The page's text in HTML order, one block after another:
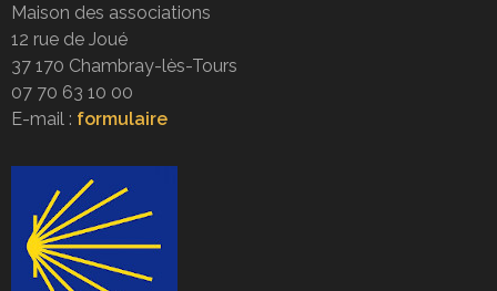
Maison des associations
12 rue de Joué
37 170 Chambray-lès-Tours
07 70 63 10 00
E-mail : formulaire